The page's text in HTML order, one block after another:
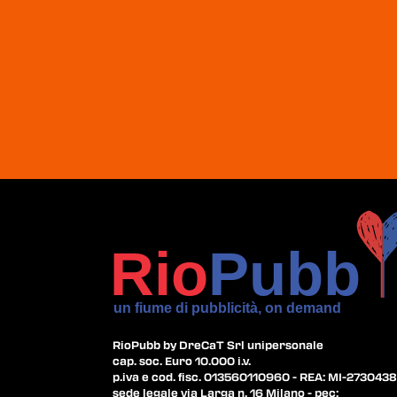
RioPubb by DreCaT Srl unipersonale
cap. soc. Euro 10.000 i.v.
p.iva e cod. fisc. 013560110960 - REA: MI-2730438
sede legale via Larga n. 16 Milano - pec: